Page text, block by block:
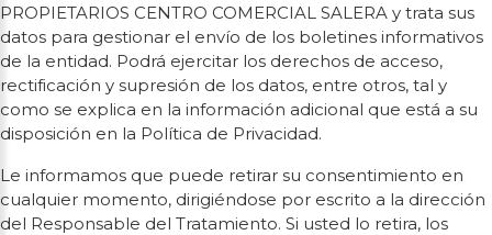
PROPIETARIOS CENTRO COMERCIAL SALERA y trata sus
datos para gestionar el envío de los boletines informativos
de la entidad. Podrá ejercitar los derechos de acceso,
rectificación y supresión de los datos, entre otros, tal y
como se explica en la información adicional que está a su
disposición en la Política de Privacidad.
Le informamos que puede retirar su consentimiento en
cualquier momento, dirigiéndose por escrito a la dirección
del Responsable del Tratamiento. Si usted lo retira, los